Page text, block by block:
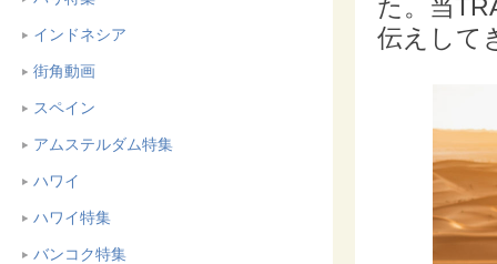
インドネシア
街角動画
スペイン
アムステルダム特集
ハワイ
ハワイ特集
バンコク特集
た。当
伝えして